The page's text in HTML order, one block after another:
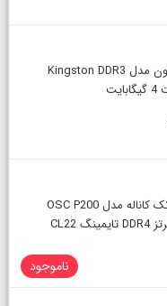
رم دسکتاپ کینگستون مدل Kingston DDR3
رم کامپیوتر اوسکو تک کاناله مدل OSC P200
فرکانس 3200 مگاهرتز DDR4 تایمینگ CL22
ناموجود